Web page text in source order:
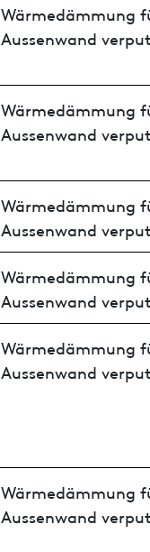
Wärmedämmung
Aussenwand
Wärmedämmung
Aussenwand
Wärmedämmung
Aussenwand
Wärmedämmung
Aussenwand
Wärmedämmung
Aussenwand
Wärmedämmung
Aussenwand